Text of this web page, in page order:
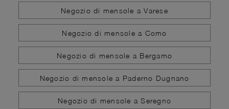
Negozio di mensole a Varese
Negozio di mensole a Como
Negozio di mensole a Bergamo
Negozio di mensole a Paderno Dugnano
Negozio di mensole a Seregno